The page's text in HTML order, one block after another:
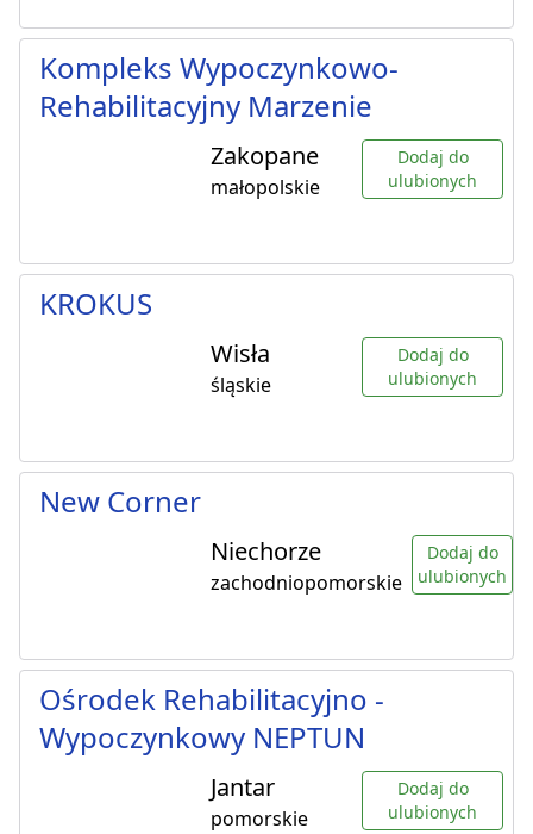
Kompleks Wypoczynkowo-
Rehabilitacyjny Marzenie
Zakopane
małopolskie
Dodaj do
ulubionych
KROKUS
Wisła
śląskie
Dodaj do
ulubionych
New Corner
Niechorze
zachodniopomorskie
Dodaj do
ulubionych
Ośrodek Rehabilitacyjno -
Wypoczynkowy NEPTUN
Jantar
pomorskie
Dodaj do
ulubionych